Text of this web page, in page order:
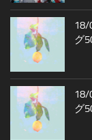
18/
グ
18/
グ